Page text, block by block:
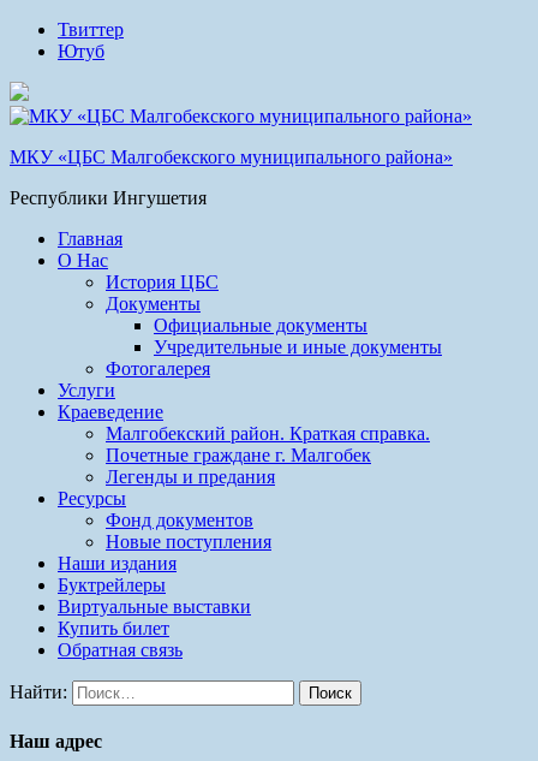
Твиттер
Ютуб
МКУ «ЦБС Малгобекского муниципального района»
Республики Ингушетия
Главная
О Нас
История ЦБС
Документы
Официальные документы
Учредительные и иные документы
Фотогалерея
Услуги
Краеведение
Малгобекский район. Краткая справка.
Почетные граждане г. Малгобек
Легенды и предания
Ресурсы
Фонд документов
Новые поступления
Наши издания
Буктрейлеры
Виртуальные выставки
Купить билет
Обратная связь
Найти:
Наш адрес